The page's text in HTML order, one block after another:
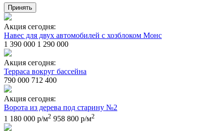
Принять
Акция сегодня:
Навес для двух автомобилей с хозблоком Монс
1 390 000 1 290 000
Акция сегодня:
Терраса вокруг бассейна
790 000 712 400
Акция сегодня:
Ворота из дерева под старину №2
1 180 000 р/м2 958 800 р/м2